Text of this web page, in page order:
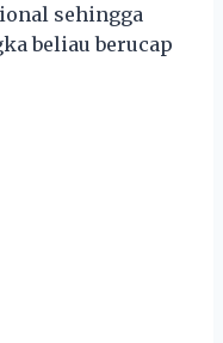
sehingga
beliau berucap